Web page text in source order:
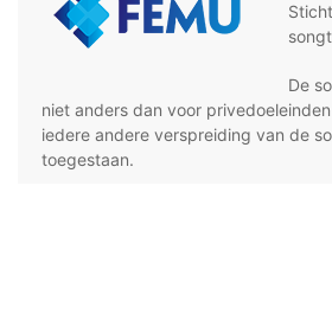
De
niet anders dan voor
iedere andere verspreiding van de
toegestaan.